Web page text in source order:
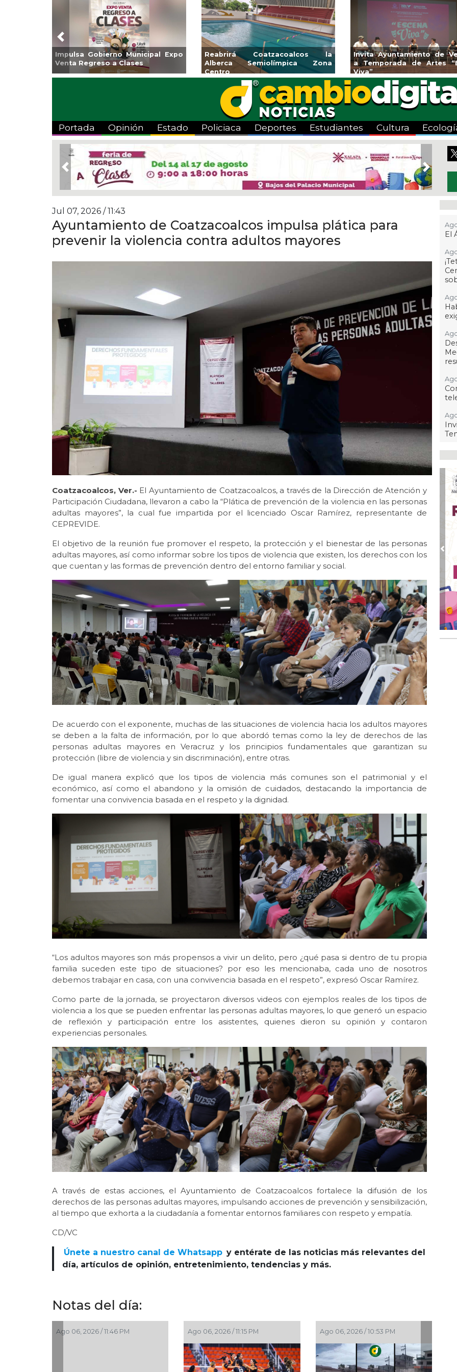
Guarniciones y banquetas para la
colonia El Mango en Pánuco
Emprendedores de Xalapa
exponen en Mercadito
Bicentenario
Coatzacoalcos
halterofilia con la Copa
2026
Previous
Portada Opinión Estado Policiaca Deportes Estudiantes Cultura
Previous Next
Jul 07, 2026 / 11:43
Ayuntamiento de Coatzacoalcos impulsa plática para
prevenir la violencia contra adultos mayores
Coatzacoalcos, Ver.- El Ayuntamiento de Coatzacoalcos, a través de la Dirección de Atención y
Participación Ciudadana, llevaron a cabo la “Plática de prevención de la violencia en las personas
adultas mayores”, la cual fue impartida por el licenciado Oscar Ramírez, representante de
CEPREVIDE.
El objetivo de la reunión fue promover el respeto, la protección y el bienestar de las personas
adultas mayores, así como informar sobre los tipos de violencia que existen, los derechos con los
que cuentan y las formas de prevención dentro del entorno familiar y social.
De acuerdo con el exponente, muchas de las situaciones de violencia hacia los adultos mayores
se deben a la falta de información, por lo que abordó temas como la ley de derechos de las
personas adultas mayores en Veracruz y los principios fundamentales que garantizan su
protección (libre de violencia y sin discriminación), entre otras.
De igual manera explicó que los tipos de violencia más comunes son el patrimonial y el
económico, así como el abandono y la omisión de cuidados, destacando la importancia de
fomentar una convivencia basada en el respeto y la dignidad.
“Los adultos mayores son más propensos a vivir un delito, pero ¿qué pasa si dentro de tu propia
familia suceden este tipo de situaciones? por eso les mencionaba, cada uno de nosotros
debemos trabajar en casa, con una convivencia basada en el respeto”, expresó Oscar Ramírez.
Como parte de la jornada, se proyectaron diversos videos con ejemplos reales de los tipos de
violencia a los que se pueden enfrentar las personas adultas mayores, lo que generó un espacio
de reflexión y participación entre los asistentes, quienes dieron su opinión y contaron
experiencias personales.
A través de estas acciones, el Ayuntamiento de Coatzacoalcos fortalece la difusión de los
derechos de las personas adultas mayores, impulsando acciones de prevención y sensibilización,
al tiempo que exhorta a la ciudadanía a fomentar entornos familiares con respeto y empatía.
CD/VC
Únete a nuestro canal de Whatsapp y entérate de las noticias más relevantes del
día, artículos de opinión, entretenimiento, tendencias y más.
Notas del día:
Ago 06, 2026 / 10:43 PM Ago 06, 2026 / 6:01 PM Ago 06, 2026 / 4:56 PM
El